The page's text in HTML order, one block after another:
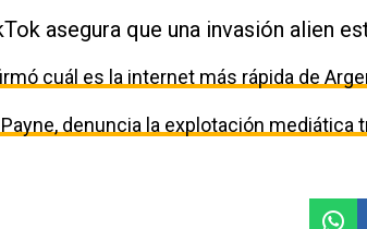
asegura que una invasión alien
cuál es la internet más rápida de
denuncia la explotación mediática